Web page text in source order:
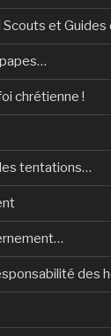
et Guides
chrétienne !
tentations…
des